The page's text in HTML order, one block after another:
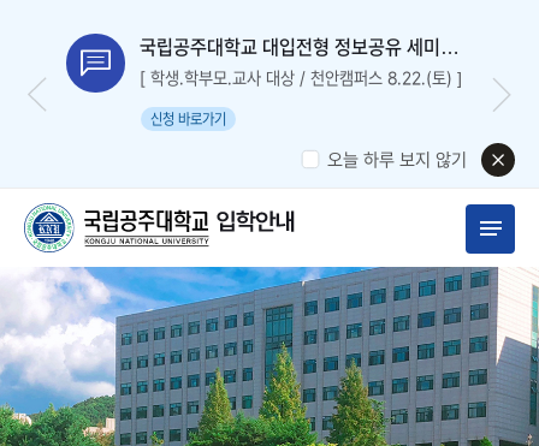
국립공주대학교 대입전형 정보공유 세미나
신청
[ 학생.학부모.교사 대상 / 천안캠퍼스 8.22.(토) ]
신청 바로가기
오늘 하루 보지 않기